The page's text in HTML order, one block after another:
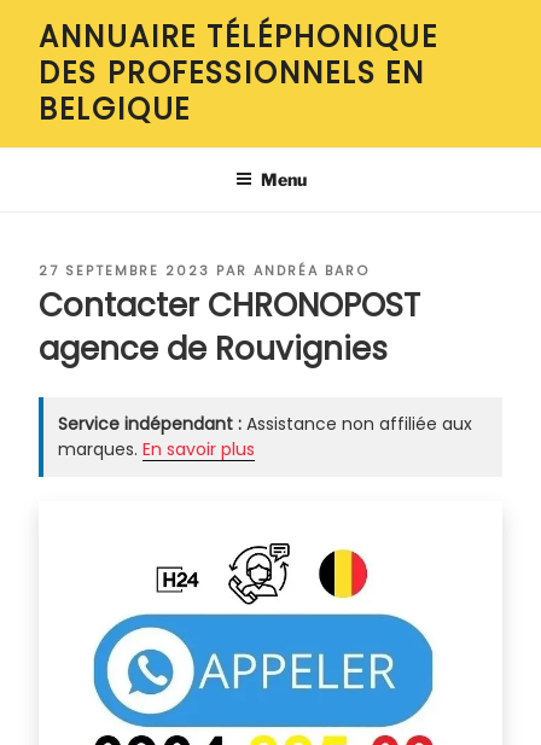
contenu
principal
ANNUAIRE TÉLÉPHONIQUE
DES PROFESSIONNELS EN
BELGIQUE
Menu
PUBLIÉ
LE
27 SEPTEMBRE 2023 PAR ANDRÉA BARO
Contacter CHRONOPOST
agence de Rouvignies
Service indépendant : Assistance non affiliée aux
marques. En savoir plus